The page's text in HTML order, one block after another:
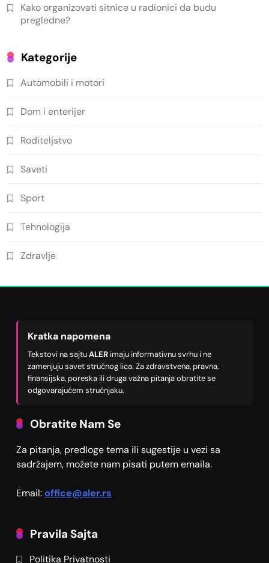
Kako organizovati sitnice u radionici da budu
pregledne?
Kategorije
Automobili i motori
Dom i enterijer
Roditeljstvo
Saveti
Sport
Tehnologija
Zdravlje
Kratka napomena
Tekstovi na sajtuALER imaju informativnu svrhu i ne
zamenjuju savet stručnog lica. Za zdravstvena, pravna,
finansijska, poreska ili druga važna pitanja obratite se
odgovarajućem stručnjaku.
Obratite Nam Se
Za pitanja, predloge tema ili sugestije u vezi sa
sadržajem, možete nam pisati putem emaila.
Email:office@aler.rs
Pravila Sajta
Politika Privatnosti